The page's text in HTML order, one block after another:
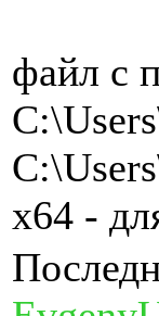
файл с
x64 -